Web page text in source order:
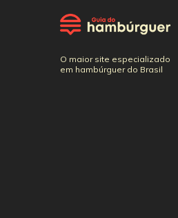
O maior site especializado
em hambúrguer do Brasil